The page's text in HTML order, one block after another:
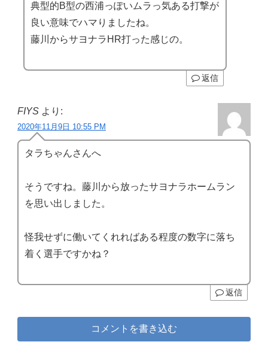
典型的B型の西浦っぽいムラっ気ある打撃が
良い意味でハマりましたね。
藤川からサヨナラHR打った感じの。
返信
FIYS より:
2020年11月9日 10:55 PM
タラちゃんさんへ
そうですね。藤川から放ったサヨナラホームラン
を思い出しました。
怪我せずに働いてくれればある程度の数字に落ち
着く選手ですかね？
返信
コメントを書き込む